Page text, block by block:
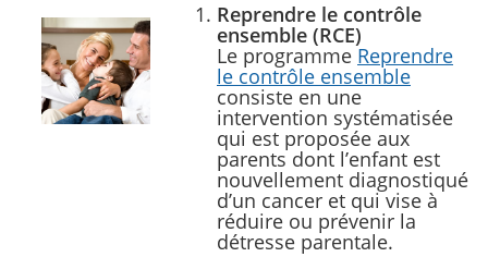
Reprendre le contrôle
ensemble (RCE)
Le programme Reprendre
le contrôle ensemble
consiste en une
intervention systématisée
qui est proposée aux
parents dont l’enfant est
nouvellement diagnostiqué
d’un cancer et qui vise à
réduire ou prévenir la
détresse parentale.